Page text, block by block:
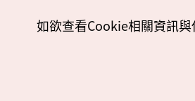
如欲查看Cookie相關資訊